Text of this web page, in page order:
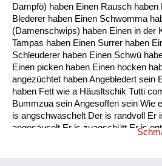
Mensch,
Dampfö) haben Einen Rausch
Blederer haben Einen Schwomma
(Damenschwips) haben Einen in der
Tampas haben Einen Surrer haben
Schleuderer haben Einen Schwü
Einen picken haben Einen hocken
angezüchtet haben Angebledert sein
haben Fett wie a Häusltschik Tutti
Bummzua sein Angesoffen sein Wie
is angschwaschelt Der is randvoll Er
angesäuselt Er is zuagschütt Er is
schon gaunz steif Der is steif (steifer
Radierer Blunzenfett sein Angefüllt